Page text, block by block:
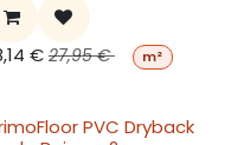
€ 27,95€ m²
PVC Dryback